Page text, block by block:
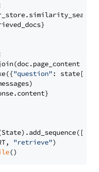
"question" : state[
"retrieve")